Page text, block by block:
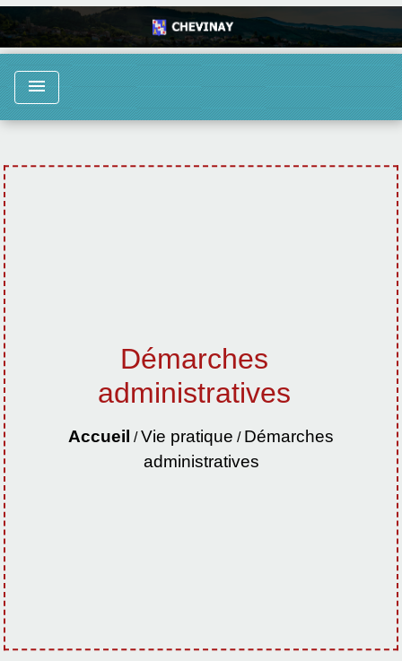
menu
Démarches
administratives
Accueil /Vie pratique / Démarches
administratives